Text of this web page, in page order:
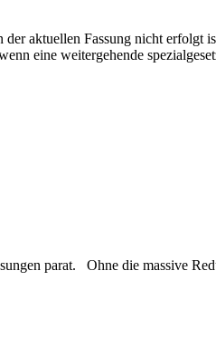
aktuellen Fassung nicht erfolgt
eine weitergehende
parat. Ohne die massive